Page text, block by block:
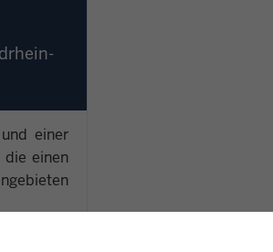
einer
die einen
erste